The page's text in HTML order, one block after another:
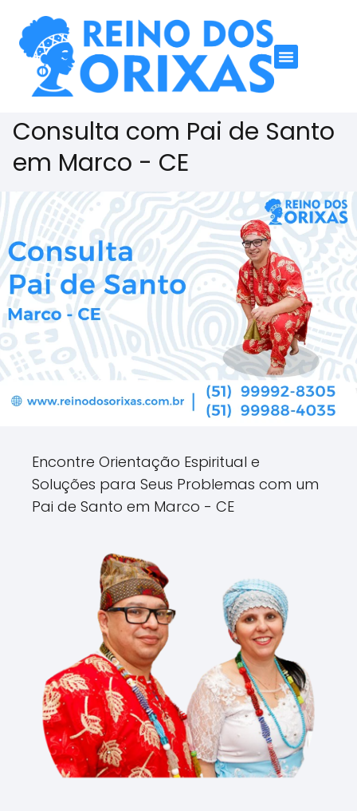
Consulta com Pai de Santo
em Marco - CE
Encontre Orientação Espiritual e
Soluções para Seus Problemas com um
Pai de Santo em Marco - CE